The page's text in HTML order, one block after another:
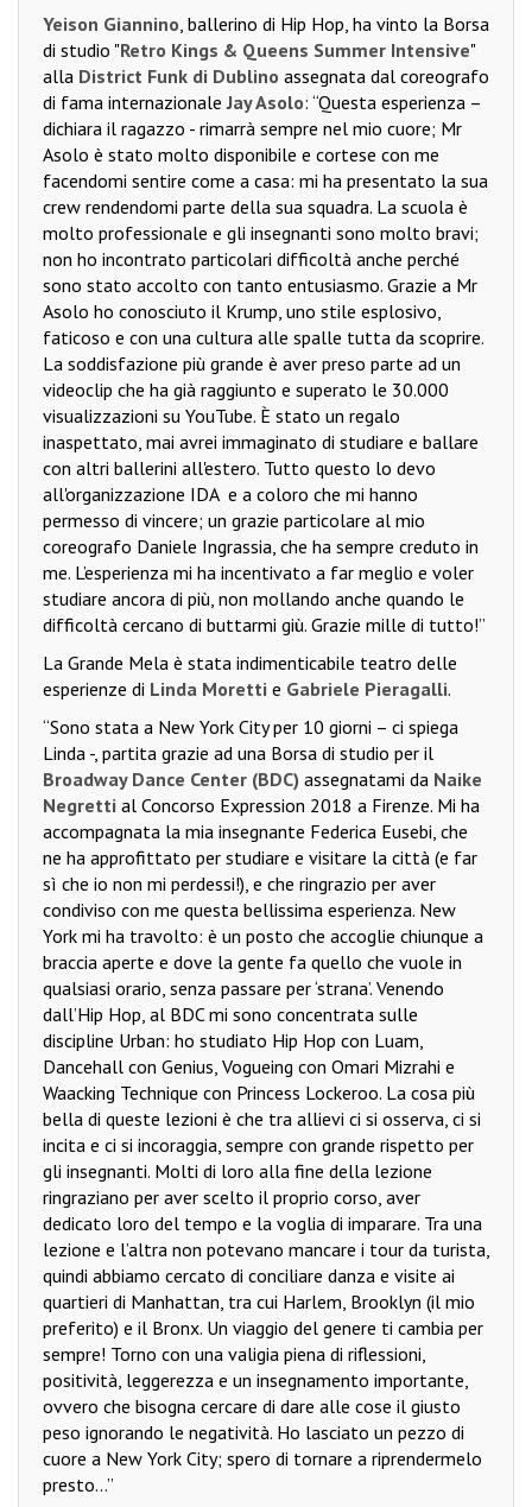
Yeison Giannino, ballerino di Hip Hop, ha vinto la Borsa
di studio "Retro Kings & Queens Summer Intensive"
alla District Funk di Dublino assegnata dal coreografo
di fama internazionaleJay Asolo: “Questa esperienza –
dichiara il ragazzo - rimarrà sempre nel mio cuore; Mr
Asolo è stato molto disponibile e cortese con me
facendomi sentire come a casa: mi ha presentato la sua
crew rendendomi parte della sua squadra. La scuola è
molto professionale e gli insegnanti sono molto bravi;
non ho incontrato particolari difficoltà anche perché
sono stato accolto con tanto entusiasmo. Grazie a Mr
Asolo ho conosciuto il Krump, uno stile esplosivo,
faticoso e con una cultura alle spalle tutta da scoprire.
La soddisfazione più grande è aver preso parte ad un
videoclip che ha già raggiunto e superato le 30.000
visualizzazioni su YouTube. È stato un regalo
inaspettato, mai avrei immaginato di studiare e ballare
con altri ballerini all'estero. Tutto questo lo devo
all'organizzazione IDA e a coloro che mi hanno
permesso di vincere; un grazie particolare al mio
coreografo Daniele Ingrassia, che ha sempre creduto in
me. L’esperienza mi ha incentivato a far meglio e voler
studiare ancora di più, non mollando anche quando le
difficoltà cercano di buttarmi giù. Grazie mille di tutto!”
La Grande Mela è stata indimenticabile teatro delle
esperienze di Linda Moretti e Gabriele Pieragalli.
“Sono stata a New York City per 10 giorni – ci spiega
Linda -, partita grazie ad una Borsa di studio per il
Broadway Dance Center (BDC) assegnatami da Naike
Negretti al Concorso Expression 2018 a Firenze. Mi ha
accompagnata la mia insegnante Federica Eusebi, che
ne ha approfittato per studiare e visitare la città (e far
sì che io non mi perdessi!), e che ringrazio per aver
condiviso con me questa bellissima esperienza. New
York mi ha travolto: è un posto che accoglie chiunque a
braccia aperte e dove la gente fa quello che vuole in
qualsiasi orario, senza passare per ‘strana’. Venendo
dall’Hip Hop, al BDC mi sono concentrata sulle
discipline Urban: ho studiato Hip Hop con Luam,
Dancehall con Genius, Vogueing con Omari Mizrahi e
Waacking Technique con Princess Lockeroo. La cosa più
bella di queste lezioni è che tra allievi ci si osserva, ci si
incita e ci si incoraggia, sempre con grande rispetto per
gli insegnanti. Molti di loro alla fine della lezione
ringraziano per aver scelto il proprio corso, aver
dedicato loro del tempo e la voglia di imparare. Tra una
lezione e l’altra non potevano mancare i tour da turista,
quindi abbiamo cercato di conciliare danza e visite ai
quartieri di Manhattan, tra cui Harlem, Brooklyn (il mio
preferito) e il Bronx. Un viaggio del genere ti cambia per
sempre! Torno con una valigia piena di riflessioni,
positività, leggerezza e un insegnamento importante,
ovvero che bisogna cercare di dare alle cose il giusto
peso ignorando le negatività. Ho lasciato un pezzo di
cuore a New York City; spero di tornare a riprendermelo
presto...”